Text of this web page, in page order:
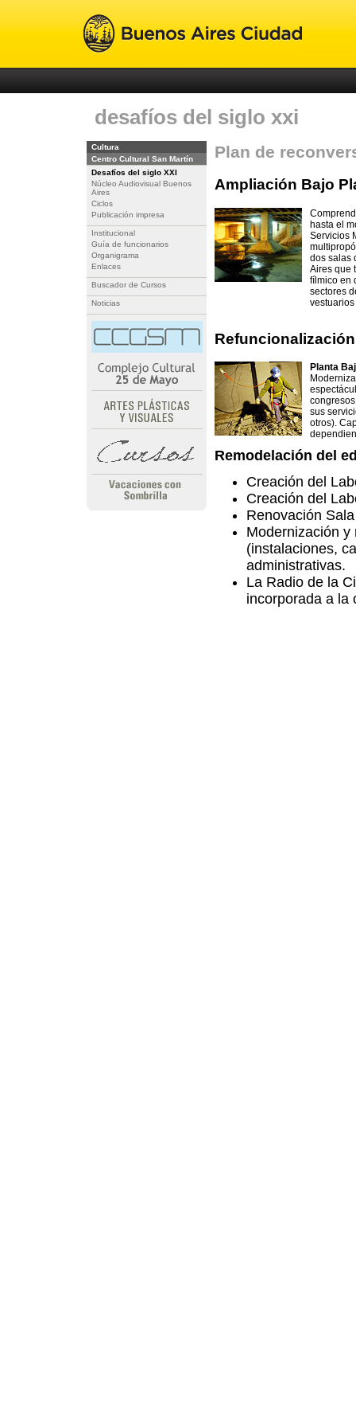
desafíos del siglo xxi
Cultura
Centro Cultural San Martín
Desafíos del siglo XXI
Núcleo Audiovisual Buenos
Aires
Ciclos
Publicación impresa
Institucional
Guía de funcionarios
Organigrama
Enlaces
Buscador de Cursos
Noticias
Plan de
Ampliación Bajo
hasta el
Servicios
dos salas
Aires que
fílmico en
sectores
Planta
sus
otros).
Remodelación del
Creación del
Creación del
Renovación
Modernización
(instalaciones,
administrativas.
La Radio de la
incorporada a la